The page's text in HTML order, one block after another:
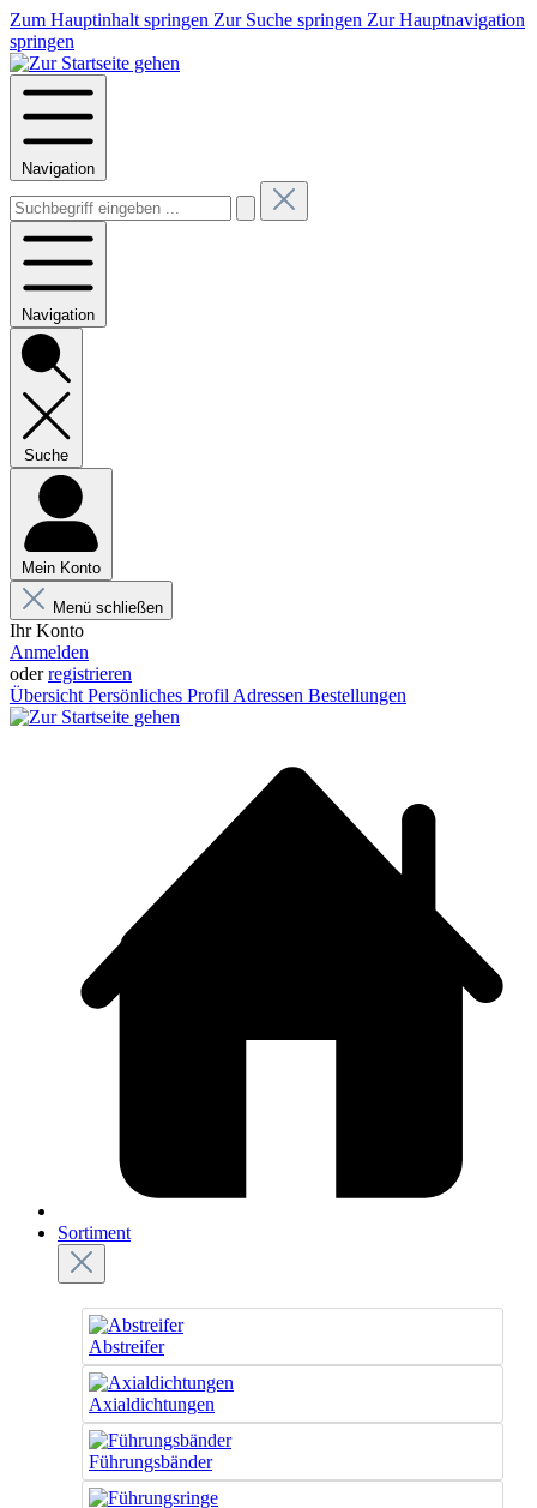
Zum Hauptinhalt springen Zur Suche springen Zur Hauptnavigation
springen
Navigation
Navigation
Suche
Mein Konto
Menü schließen
Ihr Konto
Anmelden
oderregistrieren
Übersicht Persönliches Profil Adressen Bestellungen
Sortiment
Abstreifer
Axialdichtungen
Führungsbänder